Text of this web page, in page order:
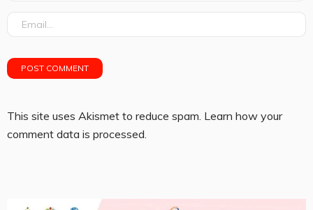
This site uses Akismet to reduce spam. Learn how your
comment data is processed.